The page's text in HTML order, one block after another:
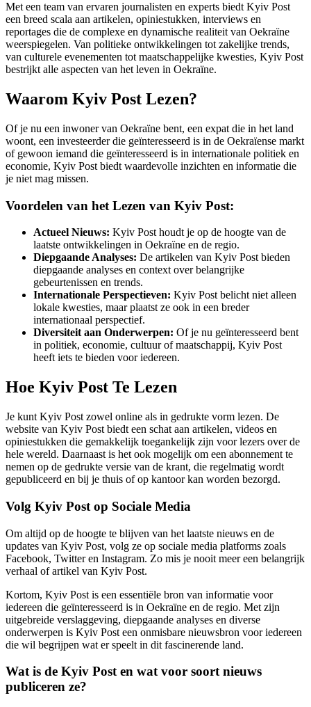
Met een team van ervaren journalisten en experts biedt Kyiv Post
een breed scala aan artikelen, opiniestukken, interviews en
reportages die de complexe en dynamische realiteit van Oekraïne
weerspiegelen. Van politieke ontwikkelingen tot zakelijke trends,
van culturele evenementen tot maatschappelijke kwesties, Kyiv Post
bestrijkt alle aspecten van het leven in Oekraïne.
Waarom Kyiv Post Lezen?
Of je nu een inwoner van Oekraïne bent, een expat die in het land
woont, een investeerder die geïnteresseerd is in de Oekraïense markt
of gewoon iemand die geïnteresseerd is in internationale politiek en
economie, Kyiv Post biedt waardevolle inzichten en informatie die
je niet mag missen.
Voordelen van het Lezen van Kyiv Post:
Actueel Nieuws: Kyiv Post houdt je op de hoogte van de
laatste ontwikkelingen in Oekraïne en de regio.
Diepgaande Analyses: De artikelen van Kyiv Post bieden
diepgaande analyses en context over belangrijke
gebeurtenissen en trends.
Internationale Perspectieven: Kyiv Post belicht niet alleen
lokale kwesties, maar plaatst ze ook in een breder
internationaal perspectief.
Diversiteit aan Onderwerpen: Of je nu geïnteresseerd bent
in politiek, economie, cultuur of maatschappij, Kyiv Post
heeft iets te bieden voor iedereen.
Hoe Kyiv Post Te Lezen
Je kunt Kyiv Post zowel online als in gedrukte vorm lezen. De
website van Kyiv Post biedt een schat aan artikelen, videos en
opiniestukken die gemakkelijk toegankelijk zijn voor lezers over de
hele wereld. Daarnaast is het ook mogelijk om een abonnement te
nemen op de gedrukte versie van de krant, die regelmatig wordt
gepubliceerd en bij je thuis of op kantoor kan worden bezorgd.
Volg Kyiv Post op Sociale Media
Om altijd op de hoogte te blijven van het laatste nieuws en de
updates van Kyiv Post, volg ze op sociale media platforms zoals
Facebook, Twitter en Instagram. Zo mis je nooit meer een belangrijk
verhaal of artikel van Kyiv Post.
Kortom, Kyiv Post is een essentiële bron van informatie voor
iedereen die geïnteresseerd is in Oekraïne en de regio. Met zijn
uitgebreide verslaggeving, diepgaande analyses en diverse
onderwerpen is Kyiv Post een onmisbare nieuwsbron voor iedereen
die wil begrijpen wat er speelt in dit fascinerende land.
Wat is de Kyiv Post en wat voor soort nieuws
publiceren ze?